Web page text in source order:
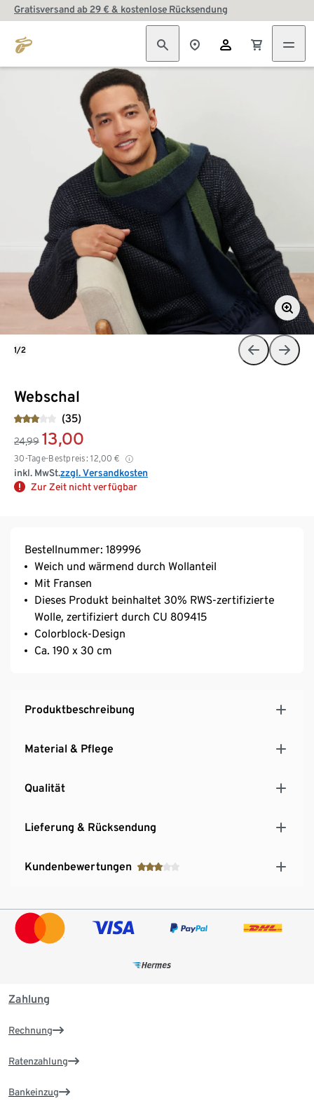
Gratisversand ab 29 € & kostenlose Rücksendung
Webschal
(35)
24,99 13,00
30-Tage-Bestpreis: 12,00 €
inkl. MwSt.zzgl. Versandkosten
Zur Zeit nicht verfügbar
1/2
Bestellnummer: 189996
Weich und wärmend durch Wollanteil
Mit Fransen
Dieses Produkt beinhaltet 30% RWS-zertifizierte
Wolle, zertifiziert durch CU 809415
Colorblock-Design
Ca. 190 x 30 cm
Produktbeschreibung
Material & Pflege
Qualität
Lieferung & Rücksendung
Kundenbewertungen
Zahlung
Rechnung
Ratenzahlung
Bankeinzug